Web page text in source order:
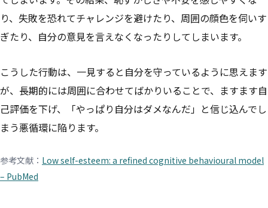
り、失敗を恐れてチャレンジを避けたり、周囲の顔色を伺いす
ぎたり、自分の意見を言えなくなったりしてしまいます。
こうした行動は、一見すると自分を守っているように思えます
が、長期的には周囲に合わせてばかりいることで、ますます自
己評価を下げ、「やっぱり自分はダメなんだ」と信じ込んでし
まう悪循環に陥ります。
参考文献： Low self-esteem: a refined cognitive behavioural model
– PubMed